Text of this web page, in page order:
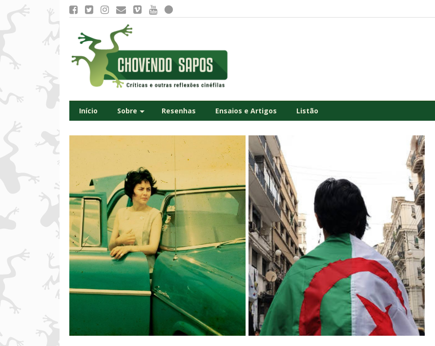
Início Sobre Resenhas Ensaios e Artigos Listão